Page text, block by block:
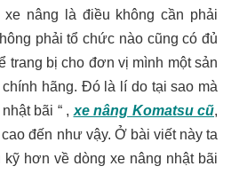
xe nâng là điều không cần phải
phải tổ chức nào cũng có đủ
trang bị cho đơn vị mình một sản
hãng. Đó là lí do tại sao mà
bãi “ , xe nâng Komatsu cũ,
đến như vậy. Ở bài viết này ta
kỹ hơn về dòng xe nâng nhật bãi